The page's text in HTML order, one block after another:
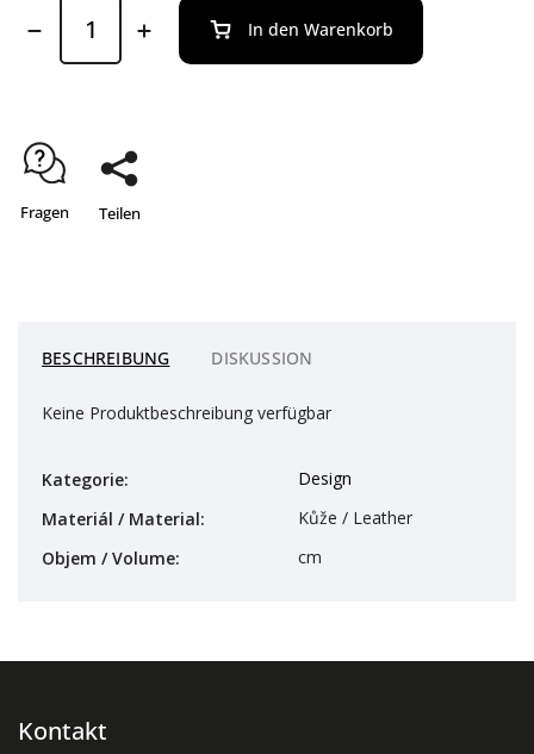
In den Warenkorb
Fragen Teilen
BESCHREIBUNG DISKUSSION
Keine Produktbeschreibung verfügbar
Kategorie:
Design
Materiál / Material:
Kůže / Leather
Objem / Volume: cm
Kontakt